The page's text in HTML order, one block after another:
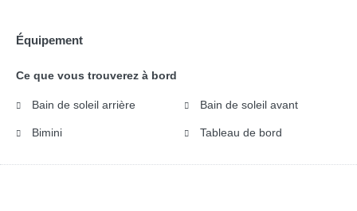
Équipement
Ce que vous trouverez à bord
Bain de soleil arrière
Bimini
Bain de soleil avant
Tableau de bord